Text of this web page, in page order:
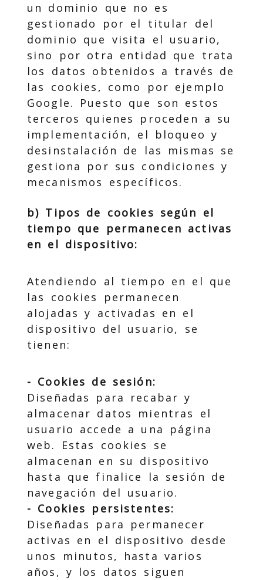
un dominio que no es
gestionado por el titular del
dominio que visita el usuario,
sino por otra entidad que trata
los datos obtenidos a través de
las cookies, como por ejemplo
Google. Puesto que son estos
terceros quienes proceden a su
implementación, el bloqueo y
desinstalación de las mismas se
gestiona por sus condiciones y
mecanismos específicos.
b) Tipos de cookies según el
tiempo que permanecen activas
en el dispositivo:
Atendiendo al tiempo en el que
las cookies permanecen
alojadas y activadas en el
dispositivo del usuario, se
tienen:
- Cookies de sesión:
Diseñadas para recabar y
almacenar datos mientras el
usuario accede a una página
web. Estas cookies se
almacenan en su dispositivo
hasta que finalice la sesión de
navegación del usuario.
- Cookies persistentes:
Diseñadas para permanecer
activas en el dispositivo desde
unos minutos, hasta varios
años, y los datos siguen